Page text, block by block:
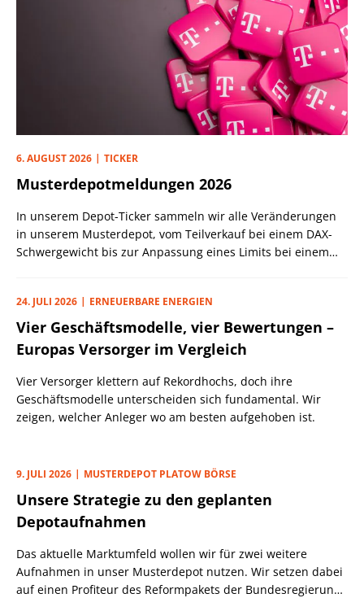
6. AUGUST 2026 TICKER
Musterdepotmeldungen 2026
In unserem Depot-Ticker sammeln wir alle Veränderungen
in unserem Musterdepot, vom Teilverkauf bei einem DAX-
Schwergewicht bis zur Anpassung eines Limits bei einem
24. JULI 2026 ERNEUERBARE ENERGIEN
Vier Geschäftsmodelle, vier Bewertungen –
Europas Versorger im Vergleich
Vier Versorger klettern auf Rekordhochs, doch ihre
Geschäftsmodelle unterscheiden sich fundamental. Wir
zeigen, welcher Anleger wo am besten aufgehoben ist.
9. JULI 2026 MUSTERDEPOT PLATOW BÖRSE
Unsere Strategie zu den geplanten
Depotaufnahmen
Das aktuelle Marktumfeld wollen wir für zwei weitere
Aufnahmen in unser Musterdepot nutzen. Wir setzen dabei
auf einen Profiteur des Reformpakets der Bundesregierung